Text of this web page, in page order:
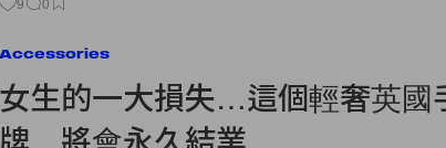
Accessories
女生的一大損失…這個輕奢英國
牌，將會永久結業